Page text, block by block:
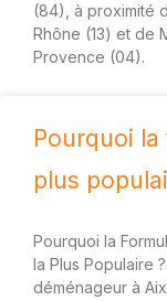
(84), à proximité
Rhône (13) et de
Provence (04).
Pourquoi
plus
Pourquoi la
la Plus Populaire
déménageur à